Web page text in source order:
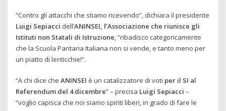
“Contro gli attacchi che stiamo ricevendo”, dichiara il presidente
Luigi Sepiacci dell’ANINSEI, l’Associazione che riunisce gli
Istituti non Statali di Istruzione, “ribadisco categoricamente
che la Scuola Paritaria Italiana non si vende, e tanto meno per
un piatto di lenticchie!”.
“A chi dice cheANINSEI è un catalizzatore di voti per il SI al
Referendum del 4 dicembre” – precisa Luigi Sepiacci –
“voglio capisca che noi siamo spiriti liberi, in grado di fare le